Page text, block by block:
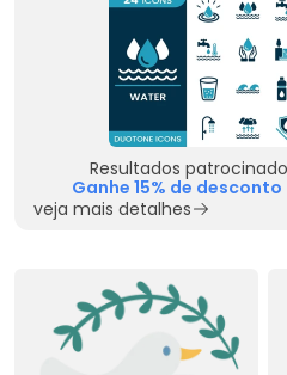
Resultados
Ganhe 15% de
veja mais detalhes